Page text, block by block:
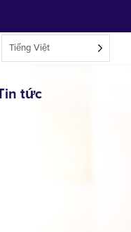
Tiếng Việt
tức